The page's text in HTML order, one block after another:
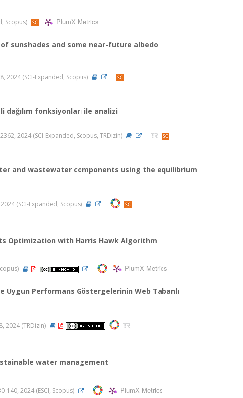
Scopus) PlumX Metrics
sunshades and some near-future albedo
2024 (SCI-Expanded, Scopus)
fonksiyonları ile analizi
2024 (SCI-Expanded, Scopus, TRDizin)
and wastewater components using the equilibrium
(SCI-Expanded, Scopus)
Optimization with Harris Hawk Algorithm
PlumX Metrics
Uygun Performans Göstergelerinin Web Tabanlı
2024 (TRDizin)
water management
140, 2024 (ESCI, Scopus) PlumX Metrics